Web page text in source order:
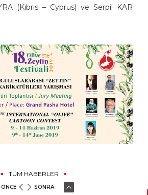
(Kıbrıs – Cyprus) ve Serpil KAR
TÜM HABERLER
ÖNCE SONRA